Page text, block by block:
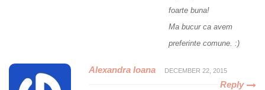
foarte buna!
Ma bucur ca avem
preferinte comune. :)
Alexandra Ioana DECEMBER 22, 2015
Reply